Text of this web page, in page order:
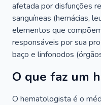
afetada por disfunções
sanguíneas (hemácias,
elementos que
responsáveis por sua
baço e linfonodos
O que faz um
O hematologista é o